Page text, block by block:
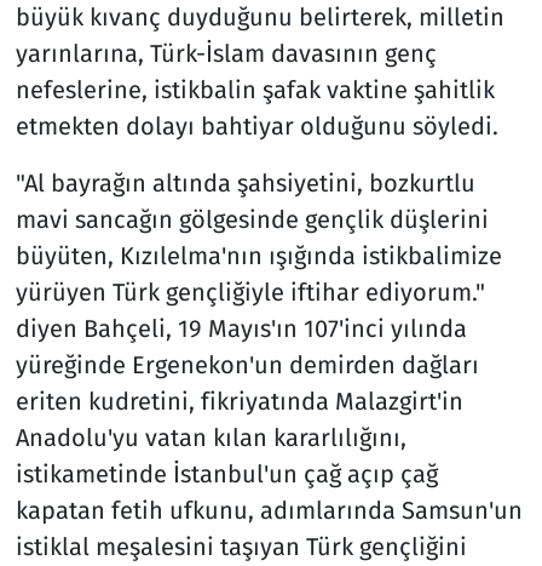
büyük kıvanç duyduğunu belirterek, milletin
yarınlarına, Türk-İslam davasının genç
nefeslerine, istikbalin şafak vaktine şahitlik
etmekten dolayı bahtiyar olduğunu söyledi.
"Al bayrağın altında şahsiyetini, bozkurtlu
mavi sancağın gölgesinde gençlik düşlerini
büyüten, Kızılelma'nın ışığında istikbalimize
yürüyen Türk gençliğiyle iftihar ediyorum."
diyen Bahçeli, 19 Mayıs'ın 107'inci yılında
yüreğinde Ergenekon'un demirden dağları
eriten kudretini, fikriyatında Malazgirt'in
Anadolu'yu vatan kılan kararlılığını,
istikametinde İstanbul'un çağ açıp çağ
kapatan fetih ufkunu, adımlarında Samsun'un
istiklal meşalesini taşıyan Türk gençliğini